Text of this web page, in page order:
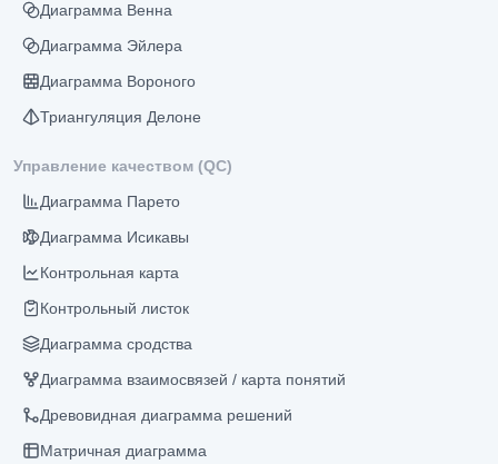
Диаграмма Венна
Диаграмма Эйлера
Диаграмма Вороного
Триангуляция Делоне
Управление качеством (QC)
Диаграмма Парето
Диаграмма Исикавы
Контрольная карта
Контрольный листок
Диаграмма сродства
Диаграмма взаимосвязей / карта понятий
Древовидная диаграмма решений
Матричная диаграмма